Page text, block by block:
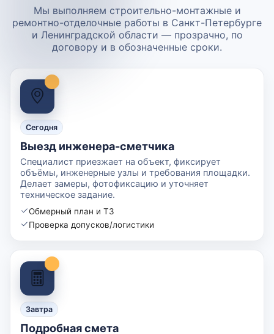
Мы выполняем строительно-монтажные и
ремонтно-отделочные работы в Санкт-Петербурге
и Ленинградской области — прозрачно, по
договору и в обозначенные сроки.
Сегодня
Выезд инженера-сметчика
Специалист приезжает на объект, фиксирует
объёмы, инженерные узлы и требования площадки.
Делает замеры, фотофиксацию и уточняет
техническое задание.
Обмерный план и ТЗ
Проверка допусков/логистики
Завтра
Подробная смета